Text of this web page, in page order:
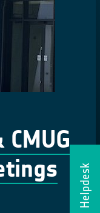
Helpdesk